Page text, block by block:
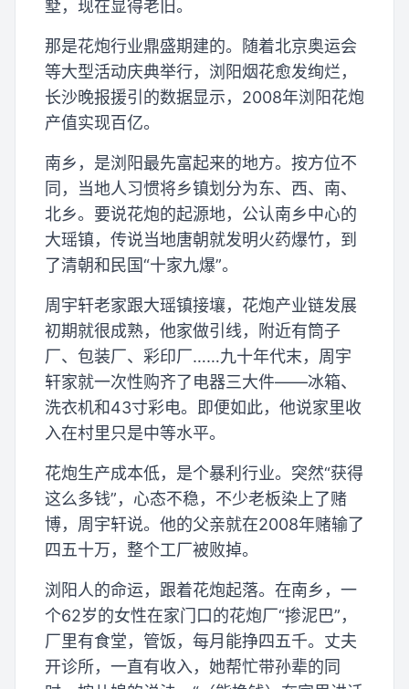
墅，现在显得老旧。
那是花炮行业鼎盛期建的。随着北京奥运会
等大型活动庆典举行，浏阳烟花愈发绚烂，
长沙晚报援引的数据显示，2008年浏阳花炮
产值实现百亿。
南乡，是浏阳最先富起来的地方。按方位不
同，当地人习惯将乡镇划分为东、西、南、
北乡。要说花炮的起源地，公认南乡中心的
大瑶镇，传说当地唐朝就发明火药爆竹，到
了清朝和民国“十家九爆”。
周宇轩老家跟大瑶镇接壤，花炮产业链发展
初期就很成熟，他家做引线，附近有筒子
厂、包装厂、彩印厂……九十年代末，周宇
轩家就一次性购齐了电器三大件——冰箱、
洗衣机和43寸彩电。即便如此，他说家里收
入在村里只是中等水平。
花炮生产成本低，是个暴利行业。突然“获得
这么多钱”，心态不稳，不少老板染上了赌
博，周宇轩说。他的父亲就在2008年赌输了
四五十万，整个工厂被败掉。
浏阳人的命运，跟着花炮起落。在南乡，一
个62岁的女性在家门口的花炮厂“掺泥巴”，
厂里有食堂，管饭，每月能挣四五千。丈夫
开诊所，一直有收入，她帮忙带孙辈的同